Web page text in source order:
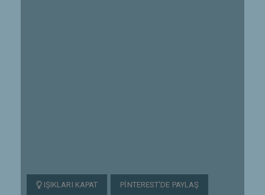
IŞIKLARI KAPAT PINTEREST'DE PAYLAŞ